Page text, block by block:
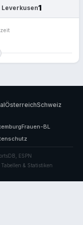
1
Leverkusen
ÖsterreichSchweiz
Frauen-BL
ESPN
& Statistiken